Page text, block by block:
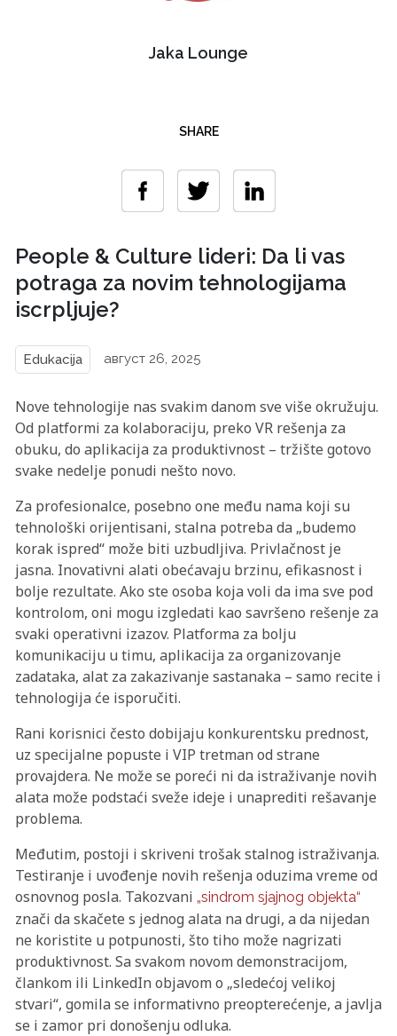
Jaka Lounge
SHARE
People & Culture lideri: Da li vas
potraga za novim tehnologijama
iscrpljuje?
Edukacija август 26, 2025
Nove tehnologije nas svakim danom sve više okružuju.
Od platformi za kolaboraciju, preko VR rešenja za
obuku, do aplikacija za produktivnost – tržište gotovo
svake nedelje ponudi nešto novo.
Za profesionalce, posebno one među nama koji su
tehnološki orijentisani, stalna potreba da „budemo
korak ispred“ može biti uzbudljiva. Privlačnost je
jasna. Inovativni alati obećavaju brzinu, efikasnost i
bolje rezultate. Ako ste osoba koja voli da ima sve pod
kontrolom, oni mogu izgledati kao savršeno rešenje za
svaki operativni izazov. Platforma za bolju
komunikaciju u timu, aplikacija za organizovanje
zadataka, alat za zakazivanje sastanaka – samo recite i
tehnologija će isporučiti.
Rani korisnici često dobijaju konkurentsku prednost,
uz specijalne popuste i VIP tretman od strane
provajdera. Ne može se poreći ni da istraživanje novih
alata može podstaći sveže ideje i unaprediti rešavanje
problema.
Međutim, postoji i skriveni trošak stalnog istraživanja.
Testiranje i uvođenje novih rešenja oduzima vreme od
osnovnog posla. Takozvani „sindrom sjajnog objekta“
znači da skačete s jednog alata na drugi, a da nijedan
ne koristite u potpunosti, što tiho može nagrizati
produktivnost. Sa svakom novom demonstracijom,
člankom ili LinkedIn objavom o „sledećoj velikoj
stvari“, gomila se informativno preopterećenje, a javlja
se i zamor pri donošenju odluka.